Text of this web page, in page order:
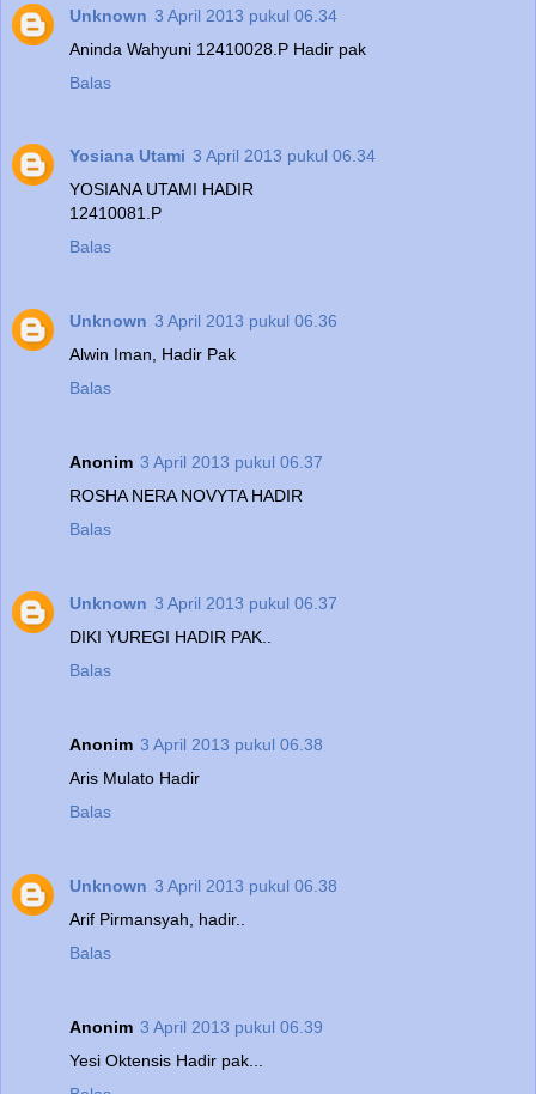
Unknown 3 April 2013 pukul 06.34
Aninda Wahyuni 12410028.P Hadir pak
Balas
Yosiana Utami 3 April 2013 pukul 06.34
YOSIANA UTAMI HADIR
12410081.P
Balas
Unknown 3 April 2013 pukul 06.36
Alwin Iman, Hadir Pak
Balas
Anonim 3 April 2013 pukul 06.37
ROSHA NERA NOVYTA HADIR
Balas
Unknown 3 April 2013 pukul 06.37
DIKI YUREGI HADIR PAK..
Balas
Anonim 3 April 2013 pukul 06.38
Aris Mulato Hadir
Balas
Unknown 3 April 2013 pukul 06.38
Arif Pirmansyah, hadir..
Balas
Anonim 3 April 2013 pukul 06.39
Yesi Oktensis Hadir pak...